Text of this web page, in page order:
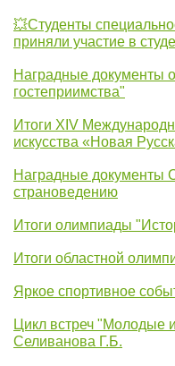
💥Студенты
приняли участие в
Наградные документы
гостеприимства"
Итоги XIV
искусства «Новая
Наградные документы
страноведению
Итоги олимпиады
Итоги областной
Яркое спортивное
Цикл встреч "Молодые
Селиванова Г.Б.